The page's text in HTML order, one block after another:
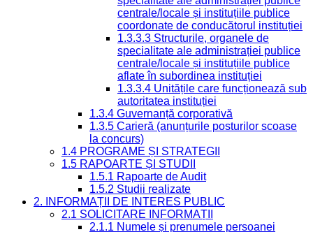
centrale/locale și instituțiile publice
coordonate de conducătorul instituției
1.3.3.3 Structurile, organele de
specialitate ale administrației publice
centrale/locale și instituțiile publice
aflate în subordinea instituției
1.3.3.4 Unitățile care funcționează sub
autoritatea instituției
1.3.4 Guvernanță corporativă
1.3.5 Carieră (anunțurile posturilor scoase
la concurs)
1.4 PROGRAME ȘI STRATEGII
1.5 RAPOARTE ȘI STUDII
1.5.1 Rapoarte de Audit
1.5.2 Studii realizate
2. INFORMAȚII DE INTERES PUBLIC
2.1 SOLICITARE INFORMAȚII
2.1.1 Numele și prenumele persoanei